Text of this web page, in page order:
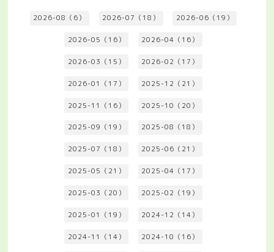
2026-08（6） 2026-07（18） 2026-06（19）
2026-05（16） 2026-04（16）
2026-03（15） 2026-02（17）
2026-01（17） 2025-12（21）
2025-11（16） 2025-10（20）
2025-09（19） 2025-08（18）
2025-07（18） 2025-06（21）
2025-05（21） 2025-04（17）
2025-03（20） 2025-02（19）
2025-01（19） 2024-12（14）
2024-11（14） 2024-10（16）